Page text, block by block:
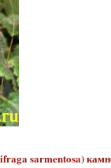
sarmentosa)